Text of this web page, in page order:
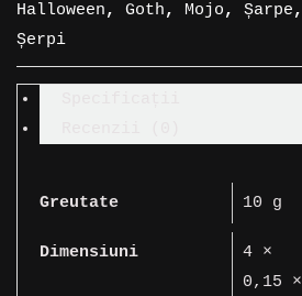
Halloween, Goth, Mojo, Șarpe,
Șerpi
Greutate 10 g
Dimensiuni
4 ×
0,15 ×